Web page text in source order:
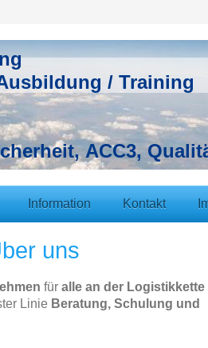
/ Training
ACC3,
Information Kontakt
uns
für alle an der Logistikkette
Linie Beratung, Schulung und